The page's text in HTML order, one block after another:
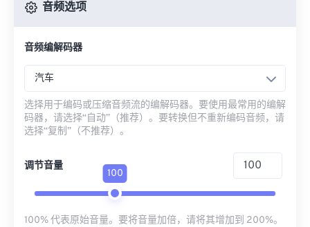
音频选项
音频编解码器
汽车
选择用于编码或压缩音频流的编解码器。要使用最常用的编解
码器，请选择“自动”（推荐）。要转换但不重新编码音频，请
选择“复制”（不推荐）。
调节音量
100
100% 代表原始音量。要将音量加倍，请将其增加到 200%。